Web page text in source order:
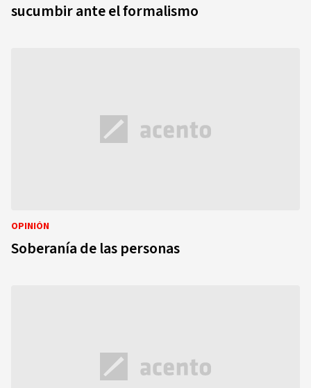
sucumbir ante el formalismo
OPINIÓN
Soberanía de las personas